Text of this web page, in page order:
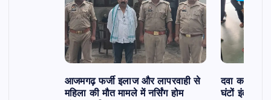
आजमगढ़ फर्जी इलाज और लापरवाही से
महिला की मौत मामले में नर्सिंग होम
दवा कक्ष में
घंटों इंतजार